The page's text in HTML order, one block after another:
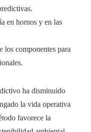
en hornos y en las
los componentes para
ha disminuido
la vida operativa
favorece la